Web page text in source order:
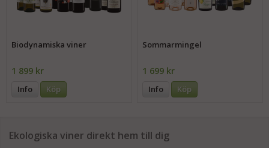
Biodynamiska viner
1 899 kr
Info Köp
Sommarmingel
1 699 kr
Info Köp
Ekologiska viner direkt hem till dig